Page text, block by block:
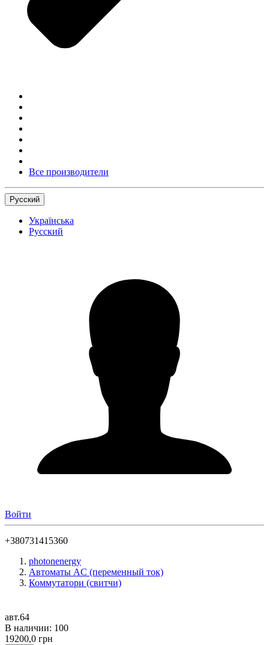
Все производители
Русский
Українська
Русский
Войти
+380731415360
photonenergy
Автоматы AC (переменный ток)
Коммутатори (свитчи)
авт.64
В наличии: 100
19200,0 грн